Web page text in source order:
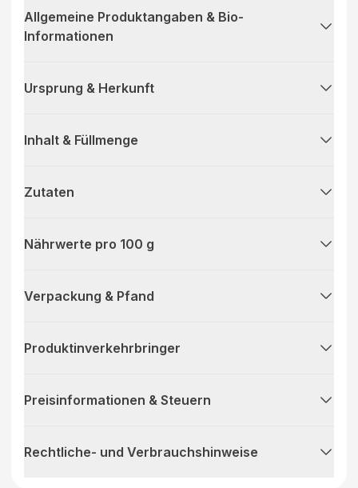
Allgemeine Produktangaben & Bio-
Informationen
Ursprung & Herkunft
Inhalt & Füllmenge
Zutaten
Nährwerte pro 100 g
Verpackung & Pfand
Produktinverkehrbringer
Preisinformationen & Steuern
Rechtliche- und Verbrauchshinweise